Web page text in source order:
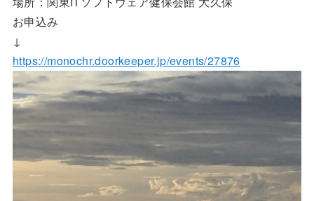
お申込み
↓
https://monochr.doorkeeper.jp/events/27876